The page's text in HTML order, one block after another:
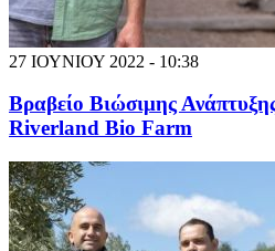
27 ΙΟΥΝΙΟΥ 2022 - 10:38
Βραβείο Βιώσιμης
Riverland Bio Farm